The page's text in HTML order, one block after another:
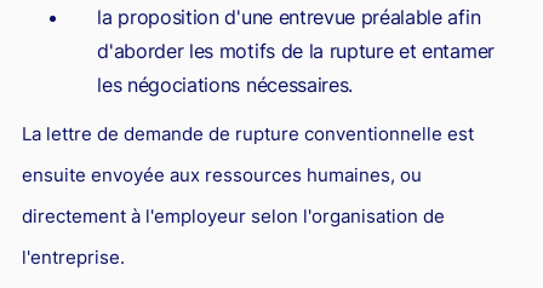
la proposition d'une entrevue préalable afin
d'aborder les motifs de la rupture et entamer
les négociations nécessaires.
La lettre de demande de rupture conventionnelle est
ensuite envoyée aux ressources humaines, ou
directement à l'employeur selon l'organisation de
l'entreprise.